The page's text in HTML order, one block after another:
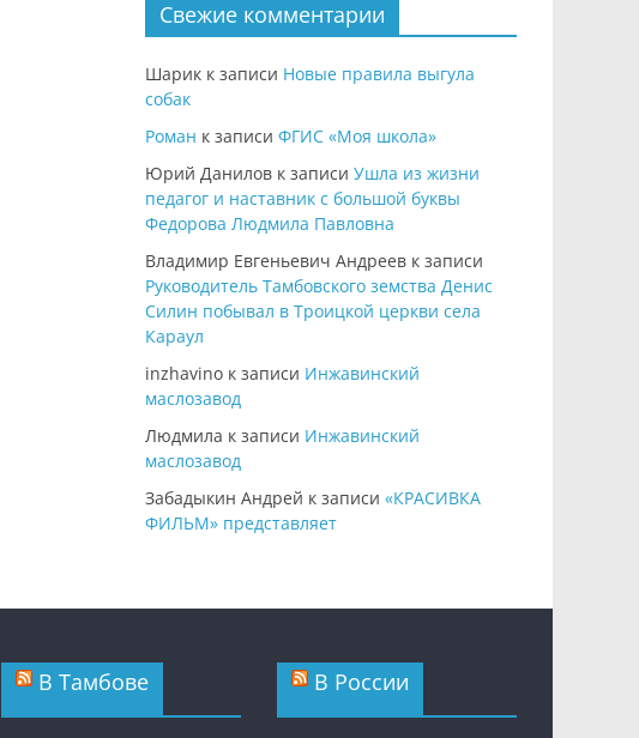
Свежие комментарии
Шарик к записи Новые правила выгула
собак
Роман к записи ФГИС «Моя школа»
Юрий Данилов к записи Ушла из жизни
педагог и наставник с большой буквы
Федорова Людмила Павловна
Владимир Евгеньевич Андреев к записи
Руководитель Тамбовского земства Денис
Силин побывал в Троицкой церкви села
Караул
inzhavino к записи Инжавинский
маслозавод
Людмила к записи Инжавинский
маслозавод
Забадыкин Андрей к записи «КРАСИВКА
ФИЛЬМ» представляет
В Тамбове В России